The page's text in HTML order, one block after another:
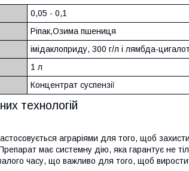
0,05 - 0,1
Ріпак,Озима пшениця
імідаклоприду, 300 г/л і лямбда-
1 л
Концентрат суспензії
технологій
аграріями для того, щоб
Препарат має системну дію, яка гарантує не
часу, що важливо для того, щоб